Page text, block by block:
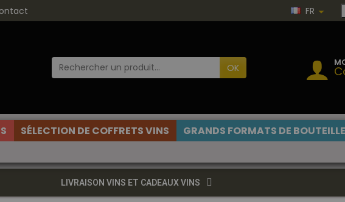
FR
OK
SÉLECTION DE COFFRETS VINS GRANDS FORMATS DE
LIVRAISON VINS ET CADEAUX VINS